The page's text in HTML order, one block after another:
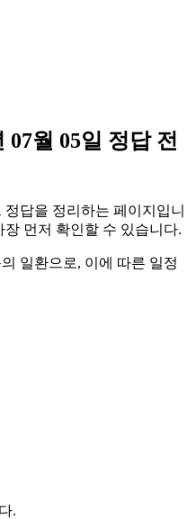
07월 05일 정답 전
정답을 정리하는 페이지입니
먼저 확인할 수 있습니다.
일환으로, 이에 따른 일정
.